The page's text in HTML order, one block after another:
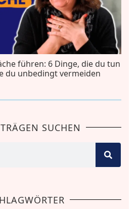
führen: 6 Dinge, die du tun
du unbedingt vermeiden
SUCHEN